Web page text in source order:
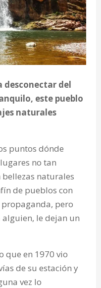
desconectar del
este pueblo
naturales
puntos dónde
no tan
naturales
de pueblos con
pero
le dejan un
que en 1970 vio
de su estación y
vez lo